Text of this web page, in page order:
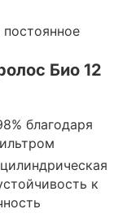
Био 12
благодаря
к